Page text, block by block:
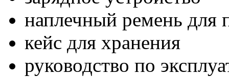
наплечный ремень для
кейс для хранения
руководство по